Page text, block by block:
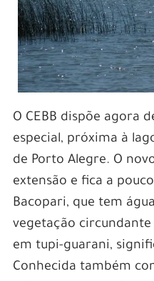
O CEBB dispõe agora
especial, próxima à
de Porto Alegre. O
extensão e fica a
Bacopari, que tem
vegetação
em tupi-guarani,
Conhecida também